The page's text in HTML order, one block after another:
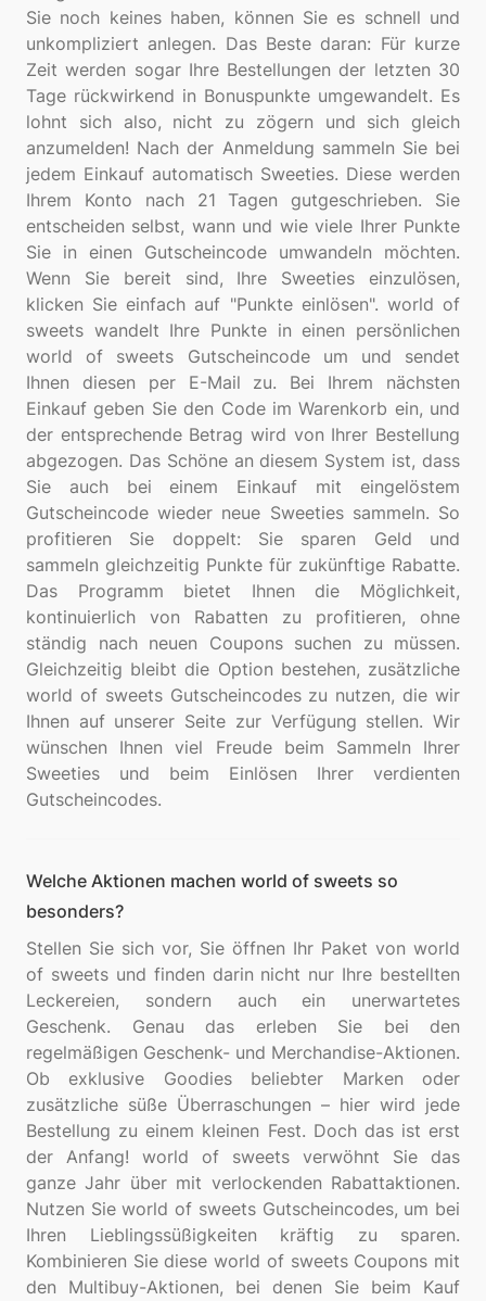
Sie noch keines haben, können Sie es schnell und
unkompliziert anlegen. Das Beste daran: Für kurze
Zeit werden sogar Ihre Bestellungen der letzten 30
Tage rückwirkend in Bonuspunkte umgewandelt. Es
lohnt sich also, nicht zu zögern und sich gleich
anzumelden! Nach der Anmeldung sammeln Sie bei
jedem Einkauf automatisch Sweeties. Diese werden
Ihrem Konto nach 21 Tagen gutgeschrieben. Sie
entscheiden selbst, wann und wie viele Ihrer Punkte
Sie in einen Gutscheincode umwandeln möchten.
Wenn Sie bereit sind, Ihre Sweeties einzulösen,
klicken Sie einfach auf "Punkte einlösen". world of
sweets wandelt Ihre Punkte in einen persönlichen
world of sweets Gutscheincode um und sendet
Ihnen diesen per E-Mail zu. Bei Ihrem nächsten
Einkauf geben Sie den Code im Warenkorb ein, und
der entsprechende Betrag wird von Ihrer Bestellung
abgezogen. Das Schöne an diesem System ist, dass
Sie auch bei einem Einkauf mit eingelöstem
Gutscheincode wieder neue Sweeties sammeln. So
profitieren Sie doppelt: Sie sparen Geld und
sammeln gleichzeitig Punkte für zukünftige Rabatte.
Das Programm bietet Ihnen die Möglichkeit,
kontinuierlich von Rabatten zu profitieren, ohne
ständig nach neuen Coupons suchen zu müssen.
Gleichzeitig bleibt die Option bestehen, zusätzliche
world of sweets Gutscheincodes zu nutzen, die wir
Ihnen auf unserer Seite zur Verfügung stellen. Wir
wünschen Ihnen viel Freude beim Sammeln Ihrer
Sweeties und beim Einlösen Ihrer verdienten
Welche Aktionen machen world of sweets so
besonders?
Stellen Sie sich vor, Sie öffnen Ihr Paket von world
of sweets und finden darin nicht nur Ihre bestellten
Leckereien, sondern auch ein unerwartetes
Geschenk. Genau das erleben Sie bei den
regelmäßigen Geschenk- und Merchandise-Aktionen.
Ob exklusive Goodies beliebter Marken oder
zusätzliche süße Überraschungen – hier wird jede
Bestellung zu einem kleinen Fest. Doch das ist erst
der Anfang! world of sweets verwöhnt Sie das
ganze Jahr über mit verlockenden Rabattaktionen.
Nutzen Sie world of sweets Gutscheincodes, um bei
Ihren Lieblingssüßigkeiten kräftig zu sparen.
Kombinieren Sie diese world of sweets Coupons mit
den Multibuy-Aktionen, bei denen Sie beim Kauf